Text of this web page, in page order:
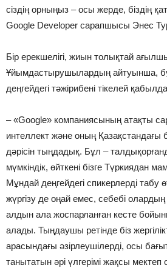
сіздің орныңыз – осы жерде, біздің
Google Developer сарапшысы Энес
Бір ерекшелігі, жиын толықтай
Ұйымдастырушылардың айтуынша,
деңгейдегі тәжірибені тікелей
– «Google» компаниясының атақты
интеллект және оның
дәрісін тыңдадық. Бұл –
мүмкіндік, өйткені бізге Түркиядан
Мұндай деңгейдегі спикерлерді табу
жүргізу де оңай емес, себебі
алдын ала жоспарланған кесте
алады. Тыңдаушы ретінде біз
арасындағы әзірлеушілерді, осы
танытатын әрі үлгерімі жақсы